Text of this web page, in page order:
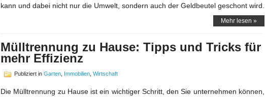
kann und dabei nicht nur die Umwelt, sondern auch der Geldbeutel geschont wird.
Mehr lesen »
Mülltrennung zu Hause: Tipps und Tricks für
mehr Effizienz
Publiziert in Garten Immobilien Wirtschaft
Die Mülltrennung zu Hause ist ein wichtiger Schritt, den Sie unternehmen können,